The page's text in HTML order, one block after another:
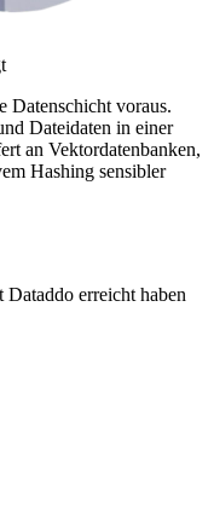
Datenschicht voraus.
Dateidaten in einer
an Vektordatenbanken,
Hashing sensibler
Dataddo erreicht haben